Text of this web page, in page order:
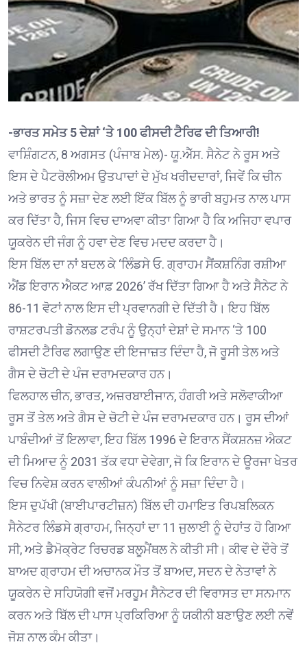
-ਭਾਰਤ ਸਮੇਤ 5 ਦੇਸ਼ਾਂ ‘ਤੇ 100 ਫੀਸਦੀ ਟੈਰਿਫ ਦੀ ਤਿਆਰੀ!
ਵਾਸ਼ਿੰਗਟਨ, 8 ਅਗਸਤ (ਪੰਜਾਬ ਮੇਲ)- ਯੂ.ਐੱਸ. ਸੈਨੇਟ ਨੇ ਰੂਸ ਅਤੇ
ਇਸ ਦੇ ਪੈਟਰੋਲੀਅਮ ਉਤਪਾਦਾਂ ਦੇ ਮੁੱਖ ਖਰੀਦਦਾਰਾਂ, ਜਿਵੇਂ ਕਿ ਚੀਨ
ਅਤੇ ਭਾਰਤ ਨੂੰ ਸਜ਼ਾ ਦੇਣ ਲਈ ਇੱਕ ਬਿੱਲ ਨੂੰ ਭਾਰੀ ਬਹੁਮਤ ਨਾਲ ਪਾਸ
ਕਰ ਦਿੱਤਾ ਹੈ, ਜਿਸ ਵਿਚ ਦਾਅਵਾ ਕੀਤਾ ਗਿਆ ਹੈ ਕਿ ਅਜਿਹਾ ਵਪਾਰ
ਯੂਕਰੇਨ ਦੀ ਜੰਗ ਨੂੰ ਹਵਾ ਦੇਣ ਵਿਚ ਮਦਦ ਕਰਦਾ ਹੈ।
ਇਸ ਬਿੱਲ ਦਾ ਨਾਂ ਬਦਲ ਕੇ ‘ਲਿੰਡਸੇ ਓ. ਗ੍ਰਾਹਮ ਸੈਂਕਸ਼ਨਿੰਗ ਰਸ਼ੀਆ
ਐਂਡ ਇਰਾਨ ਐਕਟ ਆਫ਼ 2026’ ਰੱਖ ਦਿੱਤਾ ਗਿਆ ਹੈ ਅਤੇ ਸੈਨੇਟ ਨੇ
86-11 ਵੋਟਾਂ ਨਾਲ ਇਸ ਦੀ ਪ੍ਰਵਾਨਗੀ ਦੇ ਦਿੱਤੀ ਹੈ। ਇਹ ਬਿੱਲ
ਰਾਸ਼ਟਰਪਤੀ ਡੋਨਲਡ ਟਰੰਪ ਨੂੰ ਉਨ੍ਹਾਂ ਦੇਸ਼ਾਂ ਦੇ ਸਮਾਨ ‘ਤੇ 100
ਫੀਸਦੀ ਟੈਰਿਫ ਲਗਾਉਣ ਦੀ ਇਜਾਜ਼ਤ ਦਿੰਦਾ ਹੈ, ਜੋ ਰੂਸੀ ਤੇਲ ਅਤੇ
ਗੈਸ ਦੇ ਚੋਟੀ ਦੇ ਪੰਜ ਦਰਾਮਦਕਾਰ ਹਨ।
ਫਿਲਹਾਲ ਚੀਨ, ਭਾਰਤ, ਅਜ਼ਰਬਾਈਜਾਨ, ਹੰਗਰੀ ਅਤੇ ਸਲੋਵਾਕੀਆ
ਰੂਸ ਤੋਂ ਤੇਲ ਅਤੇ ਗੈਸ ਦੇ ਚੋਟੀ ਦੇ ਪੰਜ ਦਰਾਮਦਕਾਰ ਹਨ। ਰੂਸ ਦੀਆਂ
ਪਾਬੰਦੀਆਂ ਤੋਂ ਇਲਾਵਾ, ਇਹ ਬਿੱਲ 1996 ਦੇ ਇਰਾਨ ਸੈਂਕਸ਼ਨਜ਼ ਐਕਟ
ਦੀ ਮਿਆਦ ਨੂੰ 2031 ਤੱਕ ਵਧਾ ਦੇਵੇਗਾ, ਜੋ ਕਿ ਇਰਾਨ ਦੇ ਊਰਜਾ ਖੇਤਰ
ਵਿਚ ਨਿਵੇਸ਼ ਕਰਨ ਵਾਲੀਆਂ ਕੰਪਨੀਆਂ ਨੂੰ ਸਜ਼ਾ ਦਿੰਦਾ ਹੈ।
ਇਸ ਦੁਪੱਖੀ (ਬਾਈਪਾਰਟੀਜ਼ਨ) ਬਿੱਲ ਦੀ ਹਮਾਇਤ ਰਿਪਬਲਿਕਨ
ਸੈਨੇਟਰ ਲਿੰਡਸੇ ਗ੍ਰਾਹਮ, ਜਿਨ੍ਹਾਂ ਦਾ 11 ਜੁਲਾਈ ਨੂੰ ਦੇਹਾਂਤ ਹੋ ਗਿਆ
ਸੀ, ਅਤੇ ਡੈਮੋਕ੍ਰੇਟ ਰਿਚਰਡ ਬਲੂਮੈਂਥਲ ਨੇ ਕੀਤੀ ਸੀ। ਕੀਵ ਦੇ ਦੌਰੇ ਤੋਂ
ਬਾਅਦ ਗ੍ਰਾਹਮ ਦੀ ਅਚਾਨਕ ਮੌਤ ਤੋਂ ਬਾਅਦ, ਸਦਨ ਦੇ ਨੇਤਾਵਾਂ ਨੇ
ਯੂਕਰੇਨ ਦੇ ਸਹਿਯੋਗੀ ਵਜੋਂ ਮਰਹੂਮ ਸੈਨੇਟਰ ਦੀ ਵਿਰਾਸਤ ਦਾ ਸਨਮਾਨ
ਕਰਨ ਅਤੇ ਬਿੱਲ ਦੀ ਪਾਸ ਪ੍ਰਕਿਰਿਆ ਨੂੰ ਯਕੀਨੀ ਬਣਾਉਣ ਲਈ ਨਵੇਂ
ਜੋਸ਼ ਨਾਲ ਕੰਮ ਕੀਤਾ।